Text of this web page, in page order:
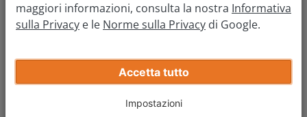
circolazione?
Nel caso in cui oltre ad aver perso la targa, hai
smarrito anche la carta di circolazione o il certificato
di proprietà, oppure questi documenti ti sono stati
maggiori informazioni, consulta la nostra Informativa
sulla Privacy e le Norme sulla Privacy di Google.
Accetta tutto
Impostazioni